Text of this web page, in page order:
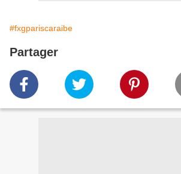
#fxgpariscaraibe
Partager